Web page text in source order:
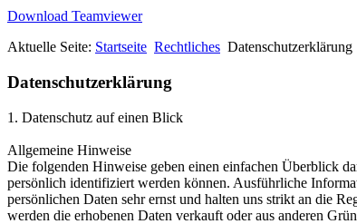
Download Teamviewer
Aktuelle Seite: Startseite Rechtliches Datenschutzerklärung
Datenschutzerklärung
1. Datenschutz auf einen Blick
Allgemeine Hinweise
Die folgenden Hinweise geben einen einfachen Überblick
persönlich identifiziert werden können. Ausführliche
persönlichen Daten sehr ernst und halten uns strikt an die
werden die erhobenen Daten verkauft oder aus anderen